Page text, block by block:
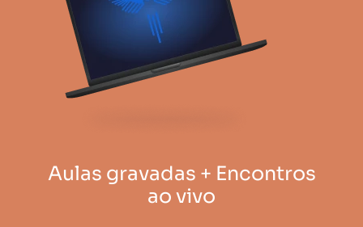
Aulas gravadas + Encontros
ao vivo